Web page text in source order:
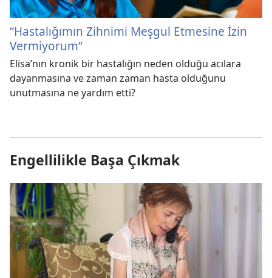
“Hastalığımın Zihnimi Meşgul Etmesine İzin
Vermiyorum”
Elisa’nın kronik bir hastalığın neden olduğu acılara
dayanmasına ve zaman zaman hasta olduğunu
unutmasına ne yardım etti?
Engellilikle Başa Çıkmak